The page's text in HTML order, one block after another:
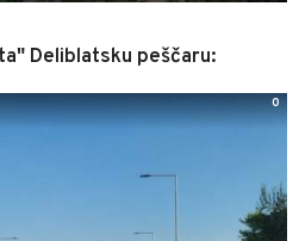
Deliblatsku peščaru:
0